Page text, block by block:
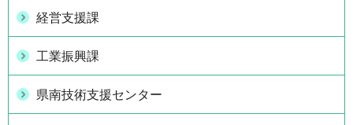
経営支援課
工業振興課
県南技術支援センター